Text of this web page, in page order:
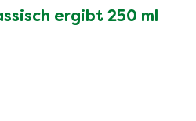
ergibt 250 ml